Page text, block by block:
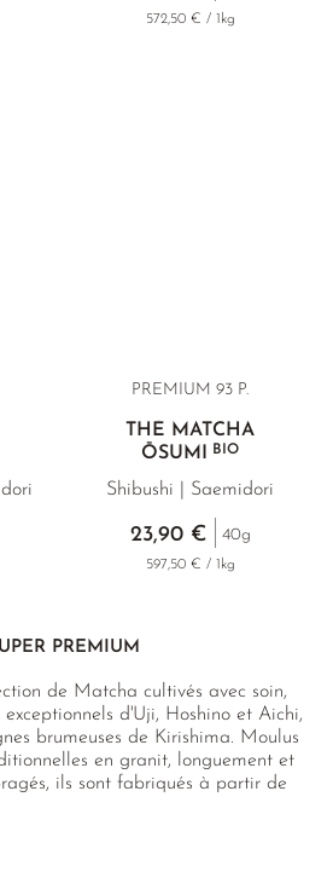
572,50 € / 1kg
PREMIUM 93 P.
THÉ MATCHA
ŌSUMI
BIO
Shibushi | Saemidori
23,90 € 40g
597,50 € / 1kg
PREMIUM
de Matcha cultivés avec soin,
d'Uji, Hoshino et Aichi,
brumeuses de Kirishima. Moulus
en granit, longuement et
ils sont fabriqués à partir de